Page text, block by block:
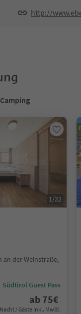
http://
Camping
1/22
an der Weinstraße,
Südtirol Guest Pass
ab 75€
Nacht / Gäste Inkl. MwSt.